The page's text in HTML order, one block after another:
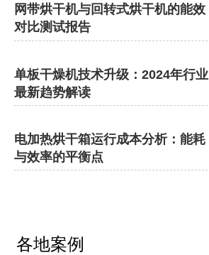
网带烘干机与回转式烘干机的能效
对比测试报告
单板干燥机技术升级：2024年行业
最新趋势解读
电加热烘干箱运行成本分析：能耗
与效率的平衡点
各地案例